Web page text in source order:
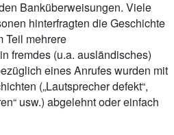
Banküberweisungen. Viele
hinterfragten die Geschichte
Teil mehrere
fremdes (u.a. ausländisches)
eines Anrufes wurden mit
(„Lautsprecher defekt“,
usw.) abgelehnt oder einfach